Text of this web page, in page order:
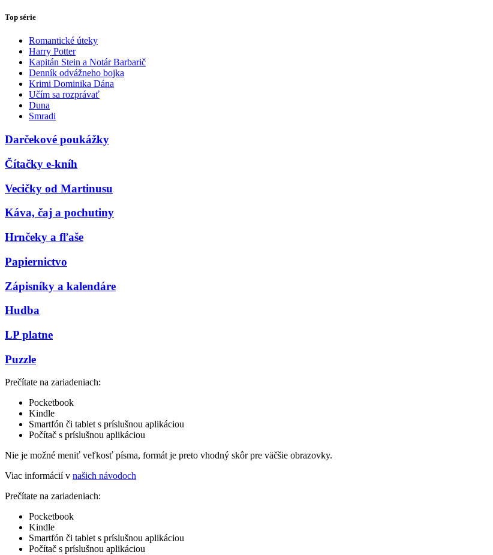
Top série
Romantické úteky
Harry Potter
Kapitán Stein a Notár Barbarič
Denník odvážneho bojka
Krimi Dominika Dána
Učím sa rozprávať
Duna
Smradi
Darčekové poukážky
Čítačky e-kníh
Vecičky od Martinusu
Káva, čaj a pochutiny
Hrnčeky a fľaše
Papiernictvo
Zápisníky a kalendáre
Hudba
LP platne
Puzzle
Prečítate na zariadeniach:
Pocketbook
Kindle
Smartfón či tablet s príslušnou aplikáciou
Počítač s príslušnou aplikáciou
Nie je možné meniť veľkosť písma, formát je preto vhodný skôr pre väčšie obrazovky.
Viac informácií v našich návodoch
Prečítate na zariadeniach:
Pocketbook
Kindle
Smartfón či tablet s príslušnou aplikáciou
Počítač s príslušnou aplikáciou